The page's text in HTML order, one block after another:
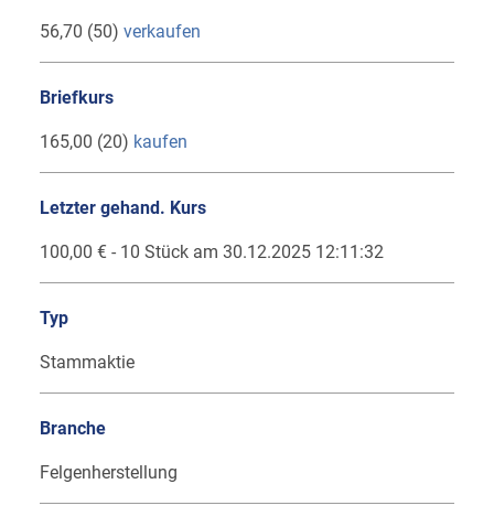
56,70 (50) verkaufen
Briefkurs
165,00 (20) kaufen
Letzter gehand. Kurs
100,00 € - 10 Stück am 30.12.2025 12:11:32
Typ
Stammaktie
Branche
Felgenherstellung